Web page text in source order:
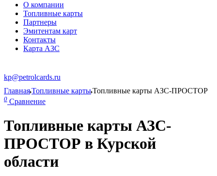
О компании
Топливные карты
Партнеры
Эмитентам карт
Контакты
Карта АЗС
kp@petrolcards.ru
ГлавнаяТопливные картыТопливные карты АЗС-ПРОСТОР
0 Сравнение
Топливные карты АЗС-
ПРОСТОР в Курской
области